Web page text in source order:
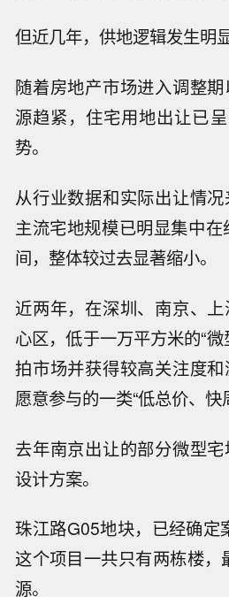
但近几年，供地逻辑发生明
随着房地产市场进入调整
源趋紧，住宅用地出让已
势。
从行业数据和实际出让情
主流宅地规模已明显集中
间，整体较过去显著缩小。
近两年，在深圳、南京、
心区，低于一万平方米的“
拍市场并获得较高关注度
愿意参与的一类“低总价、快
去年南京出让的部分微型
设计方案。
珠江路G05地块，已经确定
这个项目一共只有两栋楼
源。